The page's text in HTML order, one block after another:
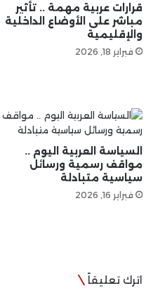
قرارات عربية مهمة .. تأثير
مباشر على الأوضاع الداخلية
والإقليمية
فبراير 18, 2026
السياسة العربية اليوم ..
مواقف رسمية ورسائل
سياسية متبادلة
فبراير 16, 2026
اترك تعليقاً